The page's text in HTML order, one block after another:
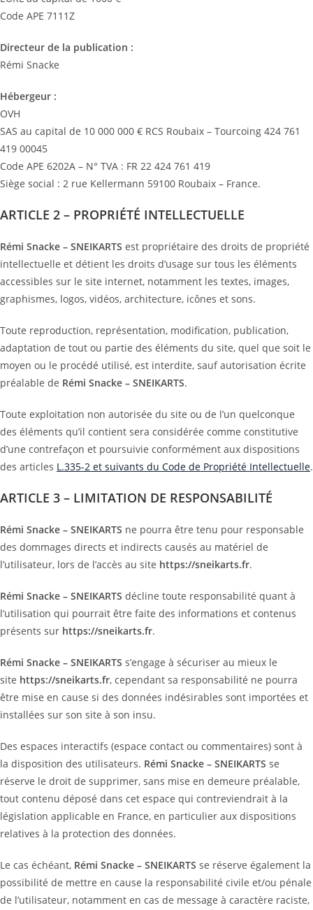
Code APE 7111Z
Directeur de la publication :
Rémi Snacke
Hébergeur :
OVH
SAS au capital de 10 000 000 € RCS Roubaix – Tourcoing 424 761
419 00045
Code APE 6202A – N° TVA : FR 22 424 761 419
Siège social : 2 rue Kellermann 59100 Roubaix – France.
ARTICLE 2 – PROPRIÉTÉ INTELLECTUELLE
Rémi Snacke – SNEIKARTS est propriétaire des droits de propriété
intellectuelle et détient les droits d’usage sur tous les éléments
accessibles sur le site internet, notamment les textes, images,
graphismes, logos, vidéos, architecture, icônes et sons.
Toute reproduction, représentation, modification, publication,
adaptation de tout ou partie des éléments du site, quel que soit le
moyen ou le procédé utilisé, est interdite, sauf autorisation écrite
préalable de Rémi Snacke – SNEIKARTS.
Toute exploitation non autorisée du site ou de l’un quelconque
des éléments qu’il contient sera considérée comme constitutive
d’une contrefaçon et poursuivie conformément aux dispositions
des articles L.335-2 et suivants du Code de Propriété Intellectuelle.
ARTICLE 3 – LIMITATION DE RESPONSABILITÉ
Rémi Snacke – SNEIKARTS ne pourra être tenu pour responsable
des dommages directs et indirects causés au matériel de
l’utilisateur, lors de l’accès au site https://sneikarts.fr.
Rémi Snacke – SNEIKARTS décline toute responsabilité quant à
l’utilisation qui pourrait être faite des informations et contenus
présents sur https://sneikarts.fr.
Rémi Snacke – SNEIKARTS s’engage à sécuriser au mieux le
site https://sneikarts.fr, cependant sa responsabilité ne pourra
être mise en cause si des données indésirables sont importées et
installées sur son site à son insu.
Des espaces interactifs (espace contact ou commentaires) sont à
la disposition des utilisateurs. Rémi Snacke – SNEIKARTS se
réserve le droit de supprimer, sans mise en demeure préalable,
tout contenu déposé dans cet espace qui contreviendrait à la
législation applicable en France, en particulier aux dispositions
relatives à la protection des données.
Le cas échéant, Rémi Snacke – SNEIKARTS se réserve également la
possibilité de mettre en cause la responsabilité civile et/ou pénale
de l’utilisateur, notamment en cas de message à caractère raciste,